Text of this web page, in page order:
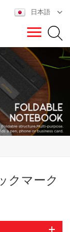
日本語